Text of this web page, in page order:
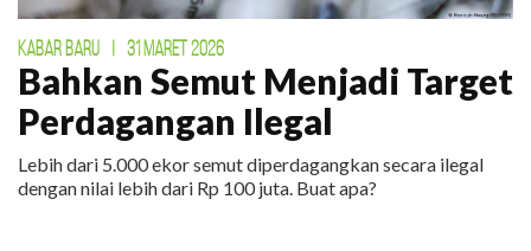
KABAR BARU | 31 MARET 2026
Bahkan Semut Menjadi Target
Perdagangan Ilegal
Lebih dari 5.000 ekor semut diperdagangkan secara ilegal
dengan nilai lebih dari Rp 100 juta. Buat apa?